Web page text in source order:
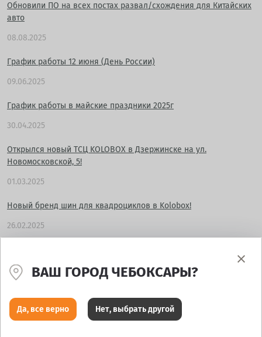
Обновили ПО на всех постах развал/схождения для Китайских
авто
08.08.2025
График работы 12 июня (День России)
09.06.2025
График работы в майские праздники 2025г
30.04.2025
Открылся новый ТСЦ KOLOBOX в Дзержинске на ул.
Новомосковской, 5!
01.03.2025
Новый бренд шин для квадроциклов в Kolobox!
26.02.2025
11.02.2025
Новомосковская, 5
ВАШ ГОРОД ЧЕБОКСАРЫ?
Да, все верно Нет, выбрать другой